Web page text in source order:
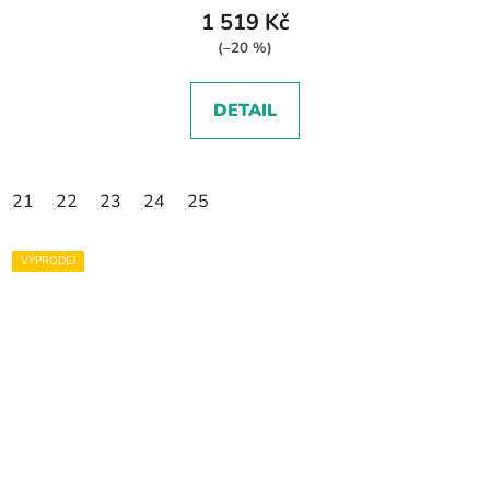
1 519 Kč
(–20 %)
DETAIL
21 22 23 24 25
VÝPRODEJ